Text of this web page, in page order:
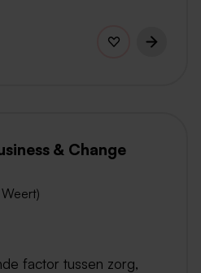
& Change
factor tussen zorg,